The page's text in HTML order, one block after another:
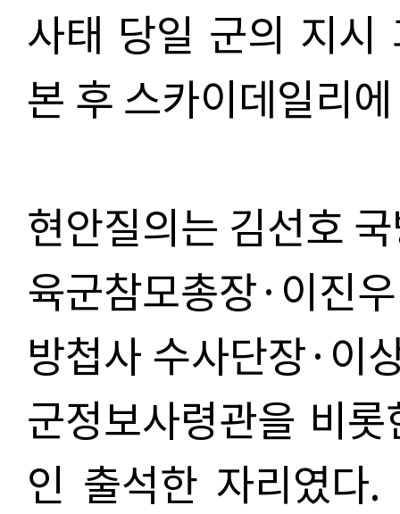
사태 당일 군의 지시
본 후 스카이데일리
현안질의는 김선호
육군참모총장·이진
방첩사 수사단장·이
군정보사령관을 비
인 출석한 자리였다